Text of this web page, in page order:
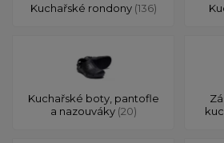
Kuchařské rondony (136)
Kuchařské boty, pantofle
a nazouváky (20)